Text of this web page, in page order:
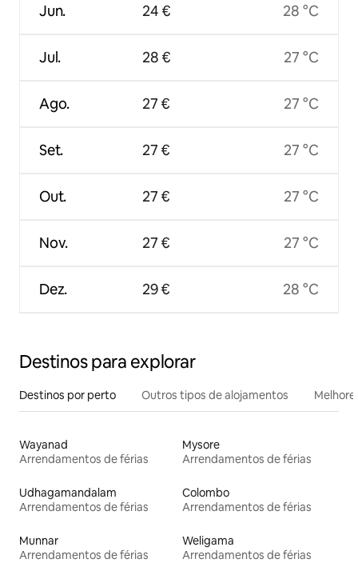
Jun.
Jul.
Ago.
Set.
Out.
Nov.
Dez.
24 €
28 €
27 €
27 €
27 €
27 €
29 €
28 °C
27 °C
27 °C
27 °C
27 °C
27 °C
28 °C
Destinos para explorar
Destinos por perto Outros tipos de alojamentos
Wayanad
Arrendamentos de férias
Mysore
Arrendamentos de férias
Udhagamandalam
Arrendamentos de férias
Colombo
Arrendamentos de férias
Munnar
Arrendamentos de férias
Weligama
Arrendamentos de férias